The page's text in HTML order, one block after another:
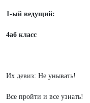
1-ый ведущий:
4аб класс
Их девиз: Не унывать!
Все пройти и все узнать!